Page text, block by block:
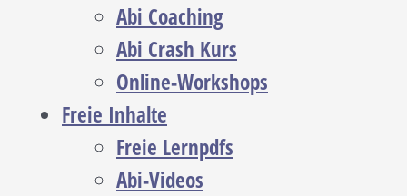
Abi Coaching
Abi Crash Kurs
Online-Workshops
Freie Inhalte
Freie Lernpdfs
Abi-Videos